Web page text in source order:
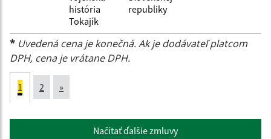
história
Tokajík
republiky
* Uvedená cena je konečná. Ak je dodávateľ platcom
DPH, cena je vrátane DPH.
1 2 »
Načítať ďalšie zmluvy